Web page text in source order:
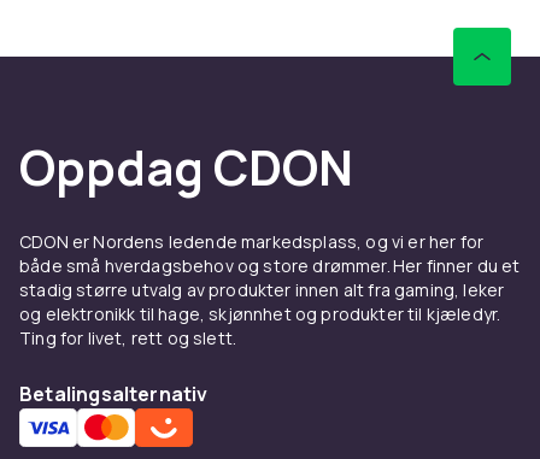
Oppdag CDON
CDON er Nordens ledende markedsplass, og vi er her for
både små hverdagsbehov og store drømmer. Her finner du et
stadig større utvalg av produkter innen alt fra gaming, leker
og elektronikk til hage, skjønnhet og produkter til kjæledyr.
Ting for livet, rett og slett.
Betalingsalternativ